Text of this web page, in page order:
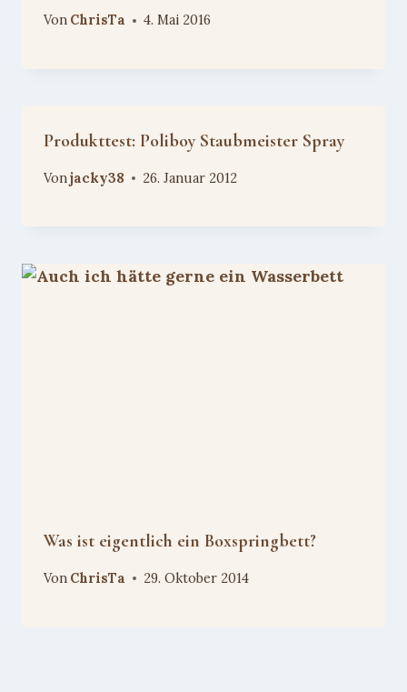
Von ChrisTa 4. Mai 2016
Produkttest: Poliboy Staubmeister Spray
Vonjacky38 26. Januar 2012
Was ist eigentlich ein Boxspringbett?
Von ChrisTa 29. Oktober 2014